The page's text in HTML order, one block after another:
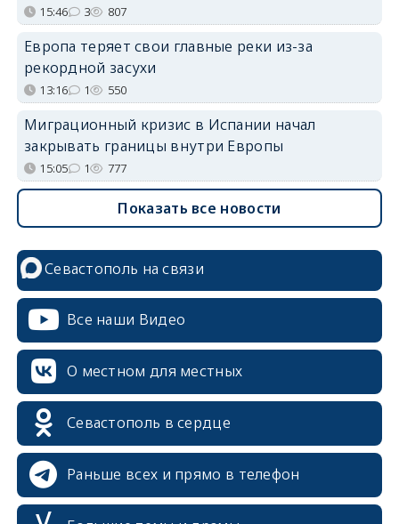
15:46 3 807
Европа теряет свои главные реки из-за
рекордной засухи
13:16 1 550
Миграционный кризис в Испании начал
закрывать границы внутри Европы
15:05 1 777
Показать все новости
Севастополь на связи
Все наши Видео
О местном для местных
Севастополь в сердце
Раньше всех и прямо в телефон